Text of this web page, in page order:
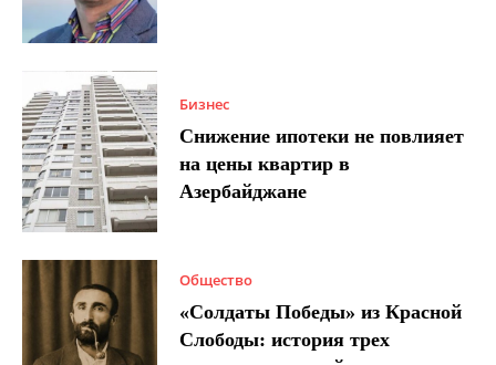
Бизнес
Снижение ипотеки не повлияет
на цены квартир в
Азербайджане
Общество
«Солдаты Победы» из Красной
Слободы: история трех